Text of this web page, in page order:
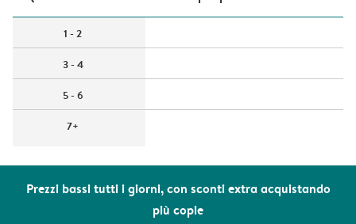
Prezzi bassi tutti i giorni, con sconti extra acquistando
più copie
1 - 2
3 - 4
5 - 6
7+